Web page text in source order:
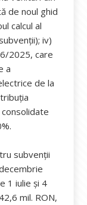
de noul ghid
calcul al
iv)
2025, care
a
de la
subvenții
1 iulie și 4
mil. RON,